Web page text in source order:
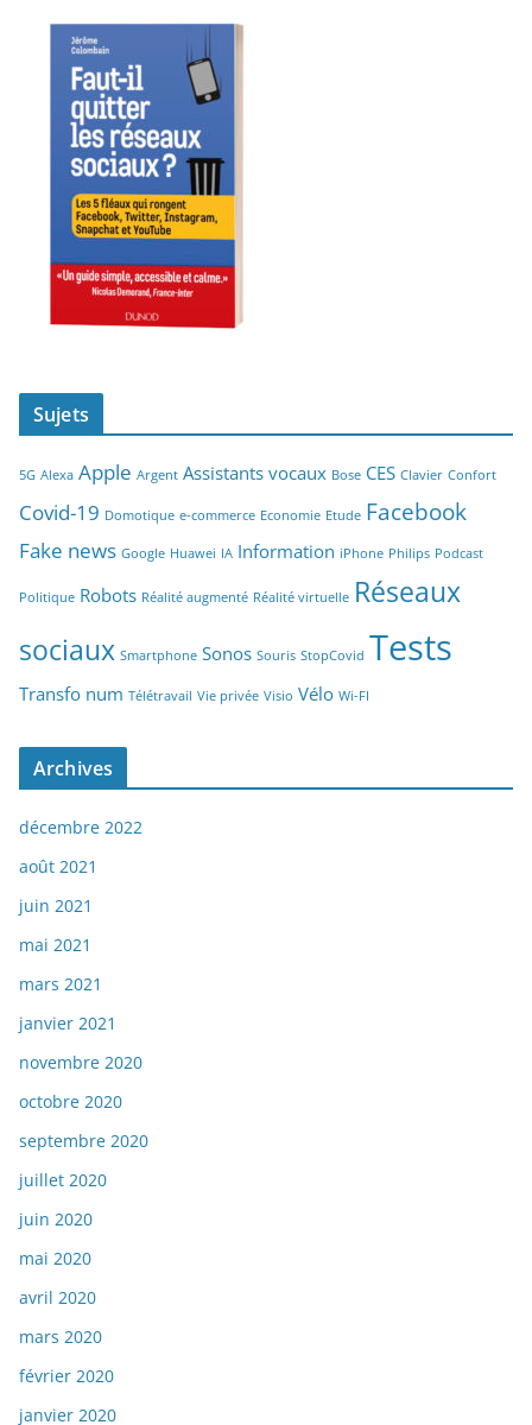
Sujets
5G Alexa Apple Argent Assistants vocaux Bose CES Clavier Confort
Covid-19 Domotique e-commerce Economie Etude Facebook
Fake news Google Huawei IA Information iPhone Philips Podcast
Politique Robots Réalité augmenté Réalité virtuelle Réseaux
sociaux Smartphone Sonos Souris StopCovid Tests
Transfo num Télétravail Vie privée Visio Vélo Wi-FI
Archives
décembre 2022
août 2021
juin 2021
mai 2021
mars 2021
janvier 2021
novembre 2020
octobre 2020
septembre 2020
juillet 2020
juin 2020
mai 2020
avril 2020
mars 2020
février 2020
janvier 2020